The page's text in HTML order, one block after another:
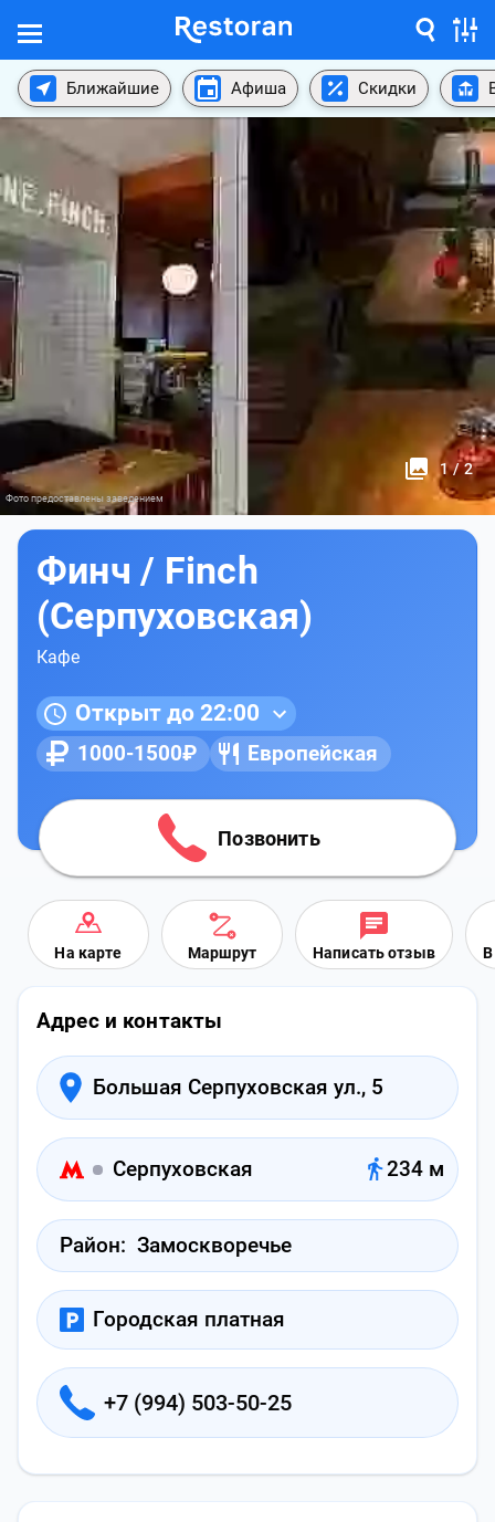
Ближайшие Афиша Скидки
1 / 2
Фото предоставлены заведением
Финч / Finch
(Серпуховская)
Кафе
Открыт до 22:00
1000-1500₽ Европейская
Позвонить
На карте Маршрут Написать отзыв В
Адрес и контакты
Большая Серпуховская ул., 5
Серпуховская 234 м
Район: Замоскворечье
Городская платная
+7 (994) 503-50-25